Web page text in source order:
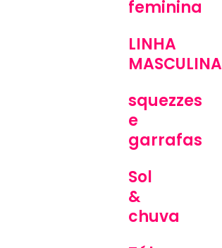
feminina
LINHA
MASCULINA
squezzes
e
garrafas
Sol
&
chuva